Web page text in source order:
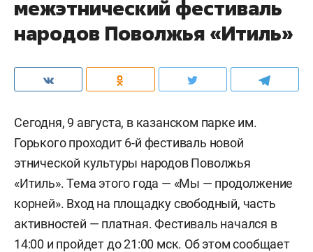
межэтнический фестиваль
народов Поволжья «Итиль»
Сегодня, 9 августа, в казанском парке им.
Горького проходит 6-й фестиваль новой
этнической культуры народов Поволжья
«Итиль». Тема этого года — «Мы — продолжение
корней». Вход на площадку свободный, часть
активностей — платная. Фестиваль начался в
14:00 и пройдет до 21:00 мск. Об этом сообщает